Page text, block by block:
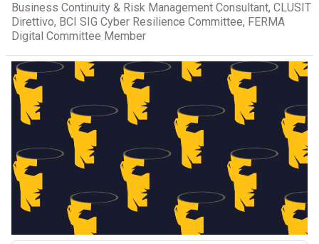
Business Continuity & Risk Management Consultant, CLUSIT
Direttivo, BCI SIG Cyber Resilience Committee, FERMA
Digital Committee Member